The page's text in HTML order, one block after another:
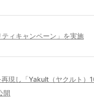
ティキャンペーン」を実施
再現し「Yakult（ヤクルト
開